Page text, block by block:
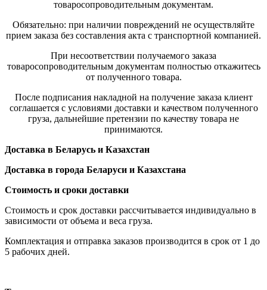
товаросопроводительным документам.
Обязательно: при наличии повреждений не осуществляйте
прием заказа без составления акта с транспортной компанией.
При несоответствии получаемого заказа
товаросопроводительным документам полностью откажитесь
от полученного товара.
После подписания накладной на получение заказа клиент
соглашается с условиями доставки и качеством полученного
груза, дальнейшие претензии по качеству товара не
принимаются.
Доставка в Беларусь и Казахстан
Доставка в города Беларуси и Казахстана
Стоимость и сроки доставки
Стоимость и срок доставки рассчитывается индивидуально в
зависимости от объема и веса груза.
Комплектация и отправка заказов производится в срок от 1 до
5 рабочих дней.